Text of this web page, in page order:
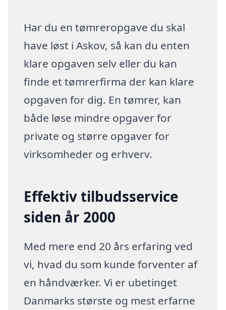
Har du en tømreropgave du skal
have løst i Askov, så kan du enten
klare opgaven selv eller du kan
finde et tømrerfirma der kan klare
opgaven for dig. En tømrer, kan
både løse mindre opgaver for
private og større opgaver for
virksomheder og erhverv.
Effektiv tilbudsservice
siden år 2000
Med mere end 20 års erfaring ved
vi, hvad du som kunde forventer af
en håndværker. Vi er ubetinget
Danmarks største og mest erfarne